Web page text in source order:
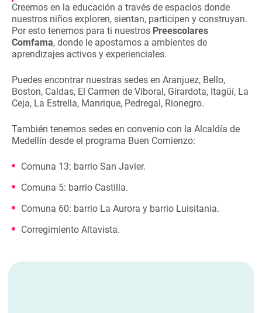
Creemos en la educación a través de espacios donde
nuestros niños exploren, sientan, participen y construyan.
Por esto tenemos para ti nuestros Preescolares
Comfama, donde le apostamos a ambientes de
aprendizajes activos y experienciales.
Puedes encontrar nuestras sedes en Aranjuez, Bello,
Boston, Caldas, El Carmen de Viboral, Girardota, Itagüí, La
Ceja, La Estrella, Manrique, Pedregal, Rionegro.
También tenemos sedes en convenio con la Alcaldía de
Medellín desde el programa Buen Comienzo:
Comuna 13: barrio San Javier.
Comuna 5: barrio Castilla.
Comuna 60: barrio La Aurora y barrio Luisitania.
Corregimiento Altavista.